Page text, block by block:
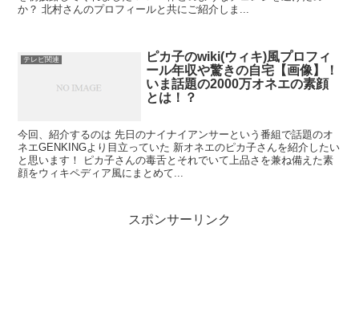
か？ 北村さんのプロフィールと共にご紹介しま...
テレビ関連
ピカ子のwiki(ウィキ)風プロフィ
ール年収や驚きの自宅【画像】！
いま話題の2000万オネエの素顔
とは！？
今回、紹介するのは 先日のナイナイアンサーという番組で話題のオ
ネエGENKINGより目立っていた 新オネエのピカ子さんを紹介したい
と思います！ ピカ子さんの毒舌とそれでいて上品さを兼ね備えた素
顔をウィキペディア風にまとめて...
スポンサーリンク